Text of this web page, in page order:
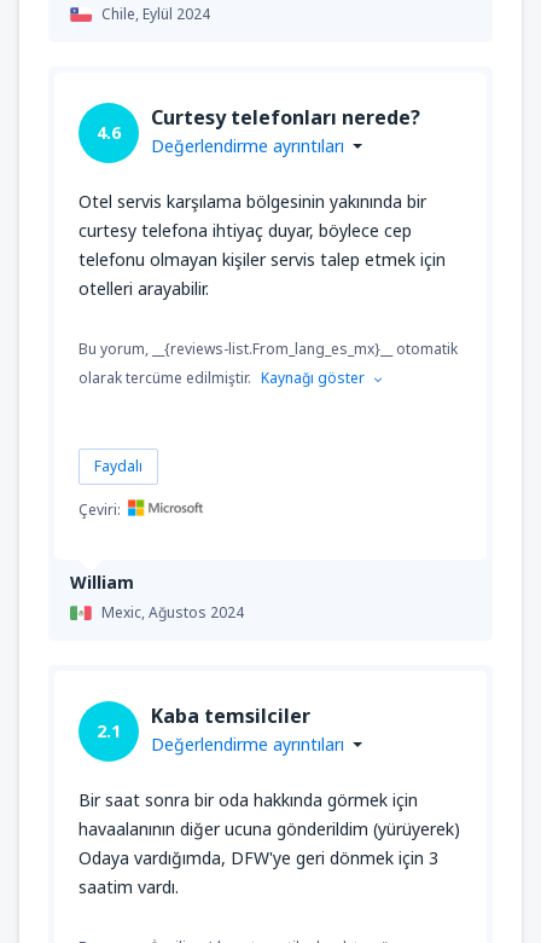
Chile,Eylül 2024
William
Mexic,Ağustos 2024
4.6
Curtesy telefonları nerede?
Değerlendirme ayrıntıları
Otel servis karşılama bölgesinin yakınında bir
curtesy telefona ihtiyaç duyar, böylece cep
telefonu olmayan kişiler servis talep etmek için
otelleri arayabilir.
Bu yorum, __{reviews-list.From_lang_es_mx}__ otomatik
olarak tercüme edilmiştir. Kaynağı göster
Faydalı
Çeviri:
2.1
Kaba temsilciler
Değerlendirme ayrıntıları
Bir saat sonra bir oda hakkında görmek için
havaalanının diğer ucuna gönderildim (yürüyerek)
Odaya vardığımda, DFW'ye geri dönmek için 3
saatim vardı.